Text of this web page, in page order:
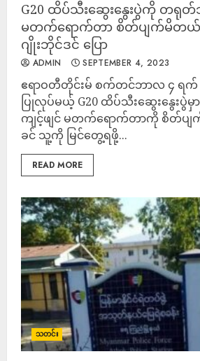
G20 ထိပ်သီးဆွေးနွေးပွဲကို တရုတ်
မတက်ရောက်တာ စိတ်ပျက်မိတ
ဂျိုးဘိုင်ဒင် ပြော
ADMIN SEPTEMBER 4, 2023
ဧရာဝတီတိုင်းမ် စက်တင်ဘာလ ၄ ရက်
ပြုလုပ်မယ့် G20 ထိပ်သီးဆွေးနွေးပွဲ
ကျင့်ဖျင် မတက်ရောက်တာကို စိတ်ပျ
ခင် သူ့ကို မြင်တွေ့ရဖို့...
READ MORE
သတင်း